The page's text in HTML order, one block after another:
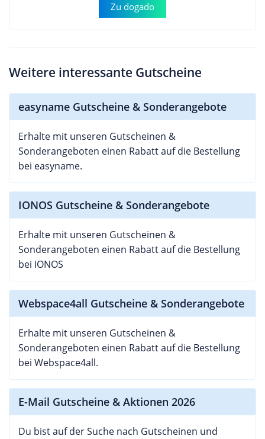
Zu dogado
Weitere interessante Gutscheine
easyname Gutscheine & Sonderangebote
Erhalte mit unseren Gutscheinen &
Sonderangeboten einen Rabatt auf die Bestellung
bei easyname.
IONOS Gutscheine & Sonderangebote
Erhalte mit unseren Gutscheinen &
Sonderangeboten einen Rabatt auf die Bestellung
bei IONOS
Webspace4all Gutscheine & Sonderangebote
Erhalte mit unseren Gutscheinen &
Sonderangeboten einen Rabatt auf die Bestellung
bei Webspace4all.
E-Mail Gutscheine & Aktionen 2026
Du bist auf der Suche nach Gutscheinen und